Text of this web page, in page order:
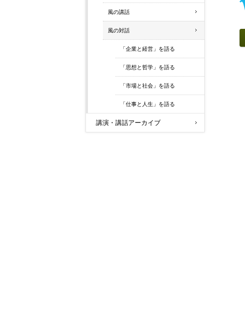
風の講話
風の対話
「企業と経営」を語る
「思想と哲学」を語る
「市場と社会」を語る
「仕事と人生」を語る
講演・講話アーカイブ